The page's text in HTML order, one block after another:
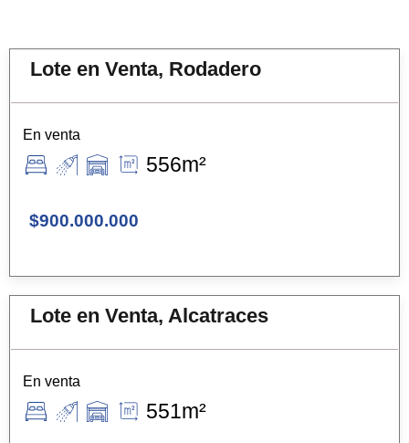
Lote en Venta, Rodadero
En venta
556m²
$900.000.000
Lote en Venta, Alcatraces
En venta
551m²